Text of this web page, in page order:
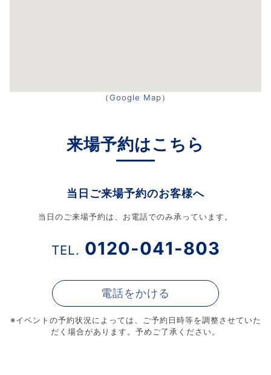
（Google Map）
来場予約はこちら
当日ご来場予約のお客様へ
当日のご来場予約は、お電話でのみ承っています。
TEL. 0120-041-803
電話をかける
※イベントの予約状況によっては、 ご予約日時等を調整させていた
だく場合があります。予めご了承ください。